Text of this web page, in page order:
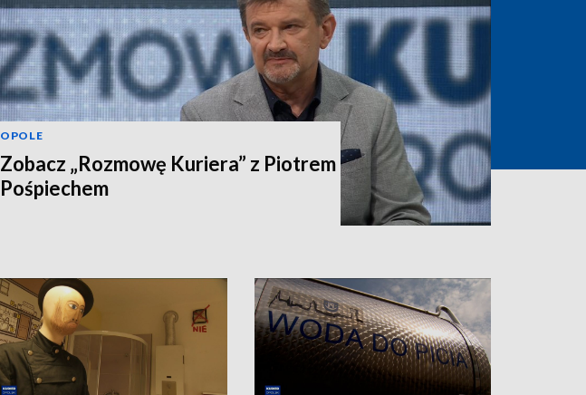
OPOLE
Zobacz „Rozmowę Kuriera” z Piotrem
Pośpiechem